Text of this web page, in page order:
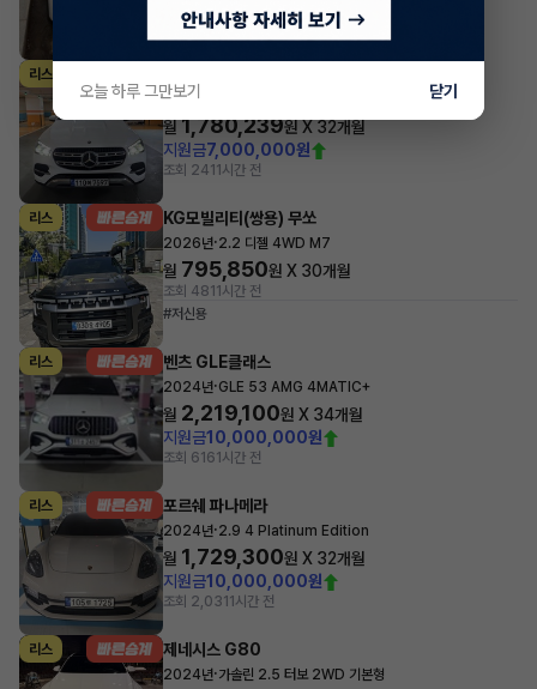
조회 1,507 1시간 전
리스
2026년
월 1,780,239원 X 32개월
지원금7,000,000원
조회 241 1시간 전
리스 KG모빌리티(쌍용) 무쏘
2026년·2.2 디젤 4WD M7
월 795,850원 X 30개월
조회 481 1시간 전
#저신용
리스 벤츠 GLE클래스
2024년·GLE 53 AMG 4MATIC+
월 2,219,100원 X 34개월
지원금10,000,000원
조회 6161시간 전
리스 포르쉐 파나메라
2024년·2.9 4 Platinum Edition
월 1,729,300원 X 32개월
지원금10,000,000원
조회 2,031 1시간 전
리스 제네시스 G80
2024년·가솔린 2.5 터보 2WD 기본형
오늘 하루 그만보기 닫기